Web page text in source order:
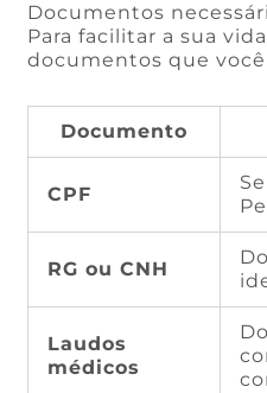
Documentos
Para facilitar a sua
documentos que
Documento
CPF
RG ou CNH
Laudos
médicos